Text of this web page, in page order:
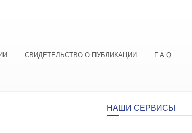
СВИДЕТЕЛЬСТВО О ПУБЛИКАЦИИ F.A.Q.
НАШИ СЕРВИСЫ